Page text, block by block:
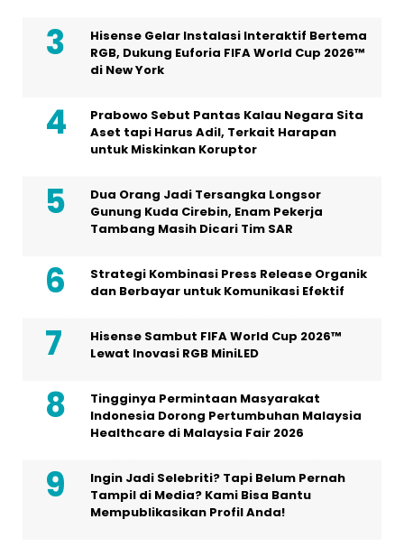
Hisense Gelar Instalasi Interaktif Bertema
RGB, Dukung Euforia FIFA World Cup 2026™
di New York
Prabowo Sebut Pantas Kalau Negara Sita
Aset tapi Harus Adil, Terkait Harapan
untuk Miskinkan Koruptor
Dua Orang Jadi Tersangka Longsor
Gunung Kuda Cirebin, Enam Pekerja
Tambang Masih Dicari Tim SAR
Strategi Kombinasi Press Release Organik
dan Berbayar untuk Komunikasi Efektif
Hisense Sambut FIFA World Cup 2026™
Lewat Inovasi RGB MiniLED
Tingginya Permintaan Masyarakat
Indonesia Dorong Pertumbuhan Malaysia
Healthcare di Malaysia Fair 2026
Ingin Jadi Selebriti? Tapi Belum Pernah
Tampil di Media? Kami Bisa Bantu
Mempublikasikan Profil Anda!